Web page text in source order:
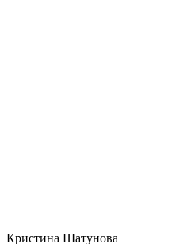
Кристина Шатунова